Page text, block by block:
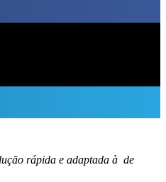
rápida e adaptada à de